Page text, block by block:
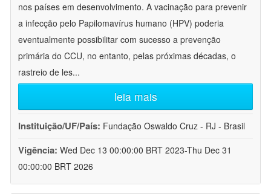
nos países em desenvolvimento. A vacinação para prevenir
a infecção pelo Papilomavírus humano (HPV) poderia
eventualmente possibilitar com sucesso a prevenção
primária do CCU, no entanto, pelas próximas décadas, o
rastreio de les...
leia mais
Instituição/UF/País: Fundação Oswaldo Cruz - RJ - Brasil
Vigência: Wed Dec 13 00:00:00 BRT 2023-Thu Dec 31
00:00:00 BRT 2026